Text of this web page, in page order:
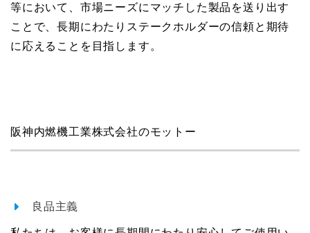
等において、市場ニーズにマッチした製品を送り出す
ことで、長期にわたりステークホルダーの信頼と期待
に応えることを目指します。
阪神内燃機工業株式会社のモットー
良品主義